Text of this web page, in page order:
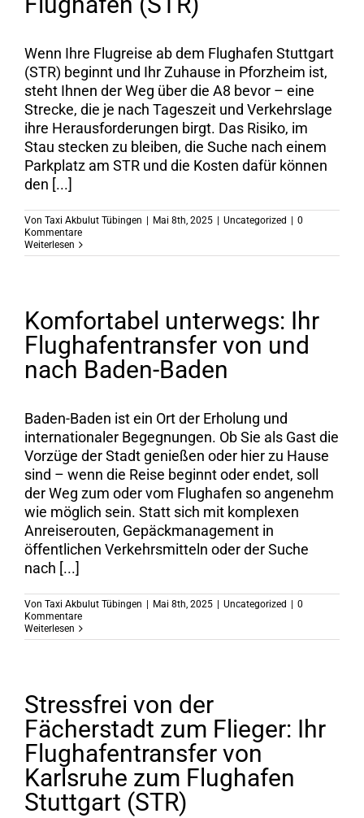
Wenn Ihre Flugreise ab dem Flughafen Stuttgart
(STR) beginnt und Ihr Zuhause in Pforzheim ist,
steht Ihnen der Weg über die A8 bevor – eine
Strecke, die je nach Tageszeit und Verkehrslage
ihre Herausforderungen birgt. Das Risiko, im
Stau stecken zu bleiben, die Suche nach einem
Parkplatz am STR und die Kosten dafür können
den [...]
Von Taxi Akbulut Tübingen Mai 8th, 2025 Uncategorized
0
Kommentare
Weiterlesen
Komfortabel unterwegs: Ihr
Flughafentransfer von und
nach Baden-Baden
Baden-Baden ist ein Ort der Erholung und
internationaler Begegnungen. Ob Sie als Gast die
Vorzüge der Stadt genießen oder hier zu Hause
sind – wenn die Reise beginnt oder endet, soll
der Weg zum oder vom Flughafen so angenehm
wie möglich sein. Statt sich mit komplexen
Anreiserouten, Gepäckmanagement in
öffentlichen Verkehrsmitteln oder der Suche
nach [...]
Von Taxi Akbulut Tübingen Mai 8th, 2025 Uncategorized
0
Kommentare
Weiterlesen
Stressfrei von der
Fächerstadt zum Flieger: Ihr
Flughafentransfer von
Karlsruhe zum Flughafen
Stuttgart (STR)